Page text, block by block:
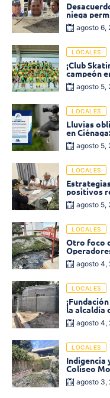
niega
agosto 6,
LOCALES
¡Club
campeón
«Soledad
agosto 5,
LOCALES
Lluvias
en
bajaagosto 5,
LOCALES
positivos
disminuyó
agosto 5,
LOCALES
Otro foco
de la calle
agosto 4,
LOCALES
la alcaldía
limpieza
agosto 4,
LOCALES
Indigencia
Coliseo
inmediata!
agosto 3,